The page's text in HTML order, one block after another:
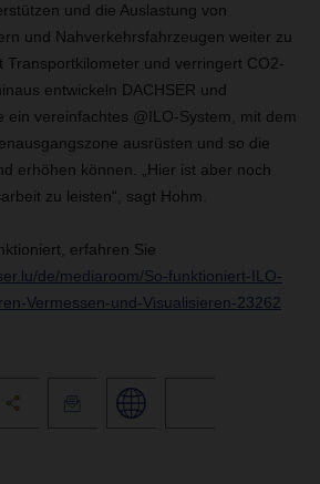
und die Auslastung von
und Nahverkehrsfahrzeugen weiter zu
Transportkilometer und verringert CO2-
entwickeln DACHSER und
ein vereinfachtes @ILO-System, mit dem
ausrüsten und so die
erhöhen können. „Hier ist aber noch
zu leisten“, sagt Hohm.
erfahren Sie
de/mediaroom/So-funktioniert-ILO-
Vermessen-und-Visualisieren-23262